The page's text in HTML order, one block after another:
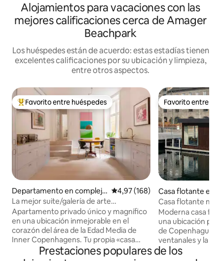
Alojamientos para vacaciones con las
mejores calificaciones cerca de Amager
Beachpark
Los huéspedes están de acuerdo: estas estadías tienen
excelentes calificaciones por su ubicación y limpieza,
entre otros aspectos.
Favorito entre los huéspedes más destacados
Favorito entre huéspedes
Departamento en complejo
residencial en Indre By
Calificación promedio: 4,97 de
4,97 (168)
La mejor suite/galería de arte
céntrica/privada de lujo
Apartamento privado único y magnífico
en una ubicación inmejorable en el
corazón del área de la Edad Media de
Inner Copenhagens. Tu propia «casa
adosada» con entrada privada desde una
calle lateral tranquila. Un lujo de alta
Favorito entre
Favorito entre
Casa flotante en
avn
Casa flotante
Excelente zona
Moderna casa
una ubicación
de Copenhague. Los grandes
ventanales y la
corrediza que da
crean un living
Prestaciones populares de los